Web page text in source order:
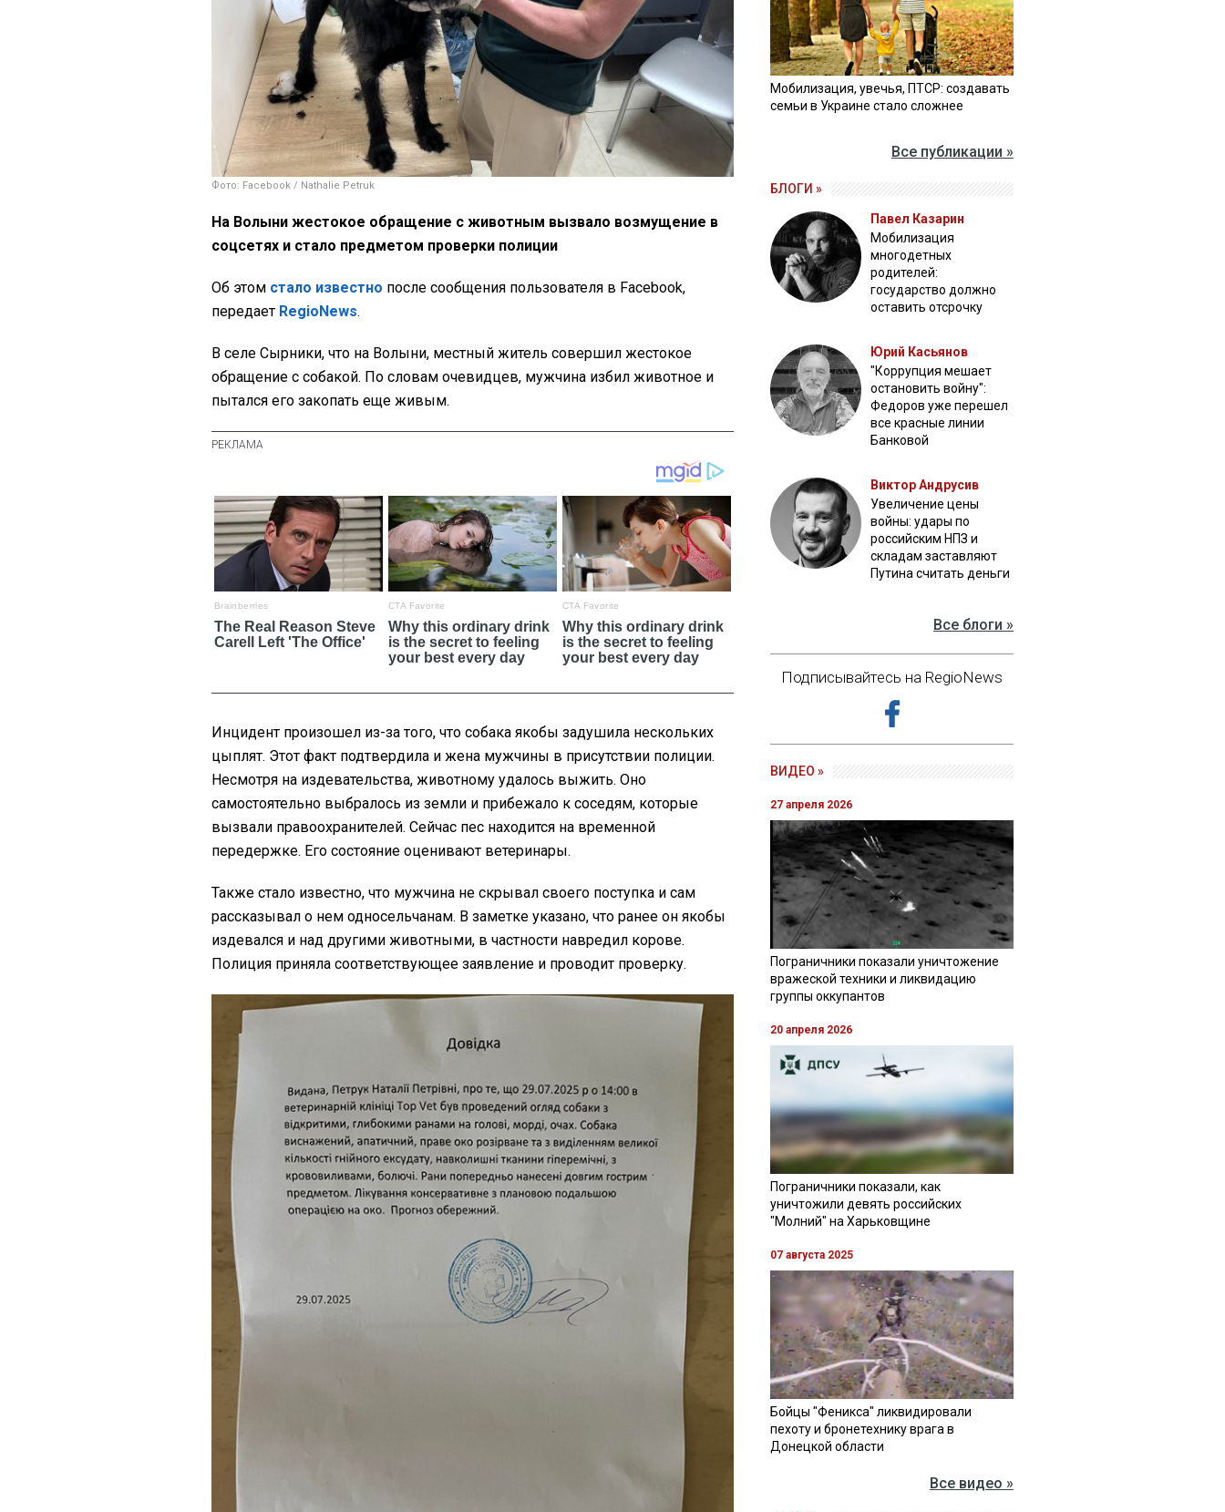
Фото: Facebook / Nathalie Petruk
На Волыни жестокое обращение с животным вызвало возмущение в
соцсетях и стало предметом проверки полиции
Об этом стало известно после сообщения пользователя в Facebook,
передает RegioNews.
В селе Сырники, что на Волыни, местный житель совершил жестокое
обращение с собакой. По словам очевидцев, мужчина избил животное и
пытался его закопать еще живым.
Инцидент произошел из-за того, что собака якобы задушила нескольких
цыплят. Этот факт подтвердила и жена мужчины в присутствии полиции.
Несмотря на издевательства, животному удалось выжить. Оно
самостоятельно выбралось из земли и прибежало к соседям, которые
вызвали правоохранителей. Сейчас пес находится на временной
передержке. Его состояние оценивают ветеринары.
Также стало известно, что мужчина не скрывал своего поступка и сам
рассказывал о нем односельчанам. В заметке указано, что ранее он якобы
издевался и над другими животными, в частности навредил корове.
Полиция приняла соответствующее заявление и проводит проверку.
Мобилизация, увечья, ПТСР: создавать
семьи в Украине стало сложнее
Все публикации »
БЛОГИ »
Павел Казарин
Мобилизация
многодетных
родителей:
государство должно
оставить отсрочку
Юрий Касьянов
"Коррупция мешает
остановить войну":
Федоров уже перешел
все красные линии
Банковой
Виктор Андрусив
Увеличение цены
войны: удары по
российским НПЗ и
складам заставляют
Путина считать деньги
Все блоги »
Подписывайтесь на RegioNews
ВИДЕО »
27 апреля 2026
Пограничники показали уничтожение
вражеской техники и ликвидацию
группы оккупантов
20 апреля 2026
Пограничники показали, как
уничтожили девять российских
"Молний" на Харьковщине
07 августа 2025
Бойцы "Феникса" ликвидировали
пехоту и бронетехнику врага в
Донецкой области
Все видео »